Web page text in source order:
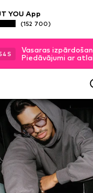
YOU App
(152 700)
S
Vasaras
Piedāvājumi ar